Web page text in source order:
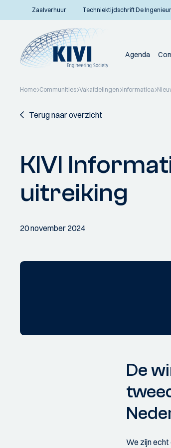
Zaalverhuur Techniektijdschrift De Ingenieur
Agenda
Home Communities Vakafdelingen Informatica
Terug naar overzicht
KIVI
uitreiking
20 november 2024
De
We zijn echt